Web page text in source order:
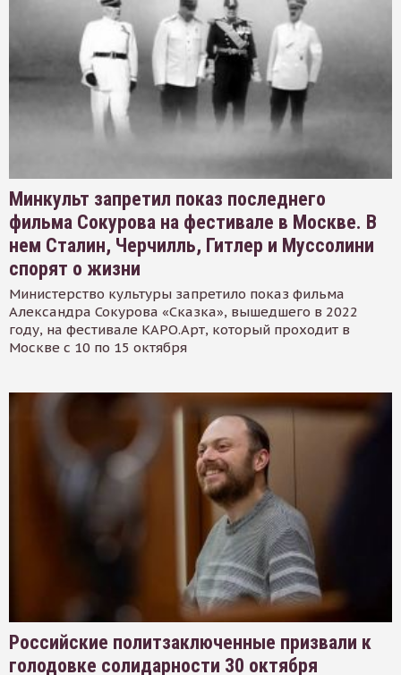
Минкульт запретил показ последнего
фильма Сокурова на фестивале в Москве. В
нем Сталин, Черчилль, Гитлер и Муссолини
спорят о жизни
Министерство культуры запретило показ фильма
Александра Сокурова «Сказка», вышедшего в 2022
году, на фестивале КАРО.Арт, который проходит в
Москве с 10 по 15 октября
Российские политзаключенные призвали к
голодовке солидарности 30 октября